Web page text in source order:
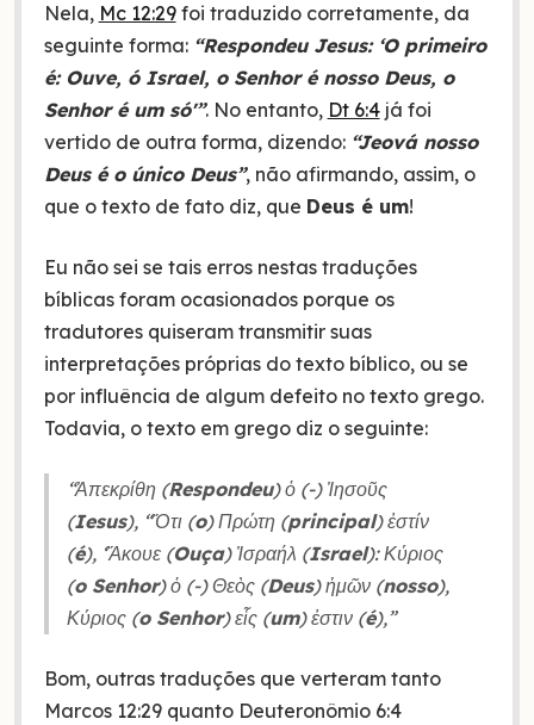
Nela, Mc 12:29foi traduzido corretamente, da
seguinte forma: “Respondeu Jesus: ‘O primeiro
é: Ouve, ó Israel, o Senhor é nosso Deus, o
Senhor é um só'”. No entanto, Dt 6:4já foi
vertido de outra forma, dizendo: “Jeová nosso
Deus é o único Deus”, não afirmando, assim, o
que o texto de fato diz, que Deus é um!
Eu não sei se tais erros nestas traduções
bíblicas foram ocasionados porque os
tradutores quiseram transmitir suas
interpretações próprias do texto bíblico, ou se
por influência de algum defeito no texto grego.
Todavia, o texto em grego diz o seguinte:
“Ἀπεκρίθη (Respondeu) ὁ (-) Ἰησοῦς
(Iesus), “Ὅτι (o) Πρώτη (principal) ἐστίν
(é), ‘Ἄκουε (Ouça) Ἰσραήλ (Israel): Κύριος
(o Senhor) ὁ (-) Θεὸς (Deus) ἡμῶν (nosso),
Κύριος (o Senhor) εἷς (um) ἐστιν (é),”
Bom, outras traduções que verteram tanto
Marcos 12:29 quanto Deuteronômio 6:4